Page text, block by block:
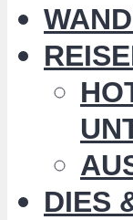
DIES